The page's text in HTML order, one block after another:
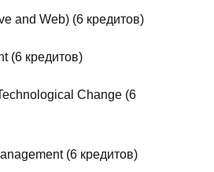
and Web) (6 кредитов)
(6 кредитов)
Change (6
(6 кредитов)